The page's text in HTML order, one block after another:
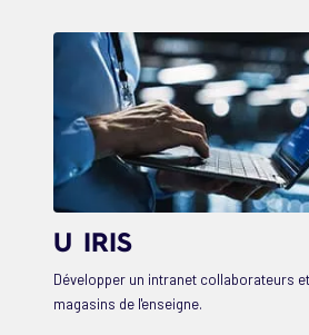
U IRIS
Développer un intranet collaborateurs
magasins de l'enseigne.